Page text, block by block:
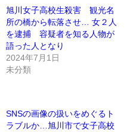
旭川女子高校生殺害 観光名
所の橋から転落させ… 女２人
を逮捕 容疑者を知る人物が
語った人となり
2024年7月1日
未分類
SNSの画像の扱いをめぐるト
ラブルか…旭川市で女子高校